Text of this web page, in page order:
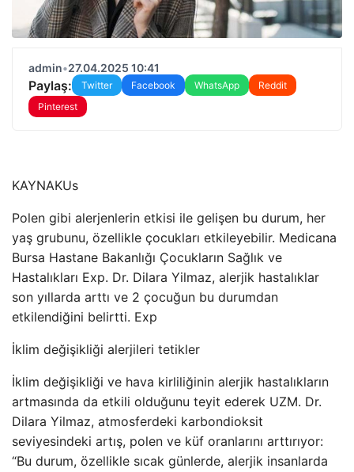
admin•27.04.2025 10:41
Paylaş: Twitter Facebook WhatsApp
Reddit
Pinterest
KAYNAKUs
Polen gibi alerjenlerin etkisi ile gelişen bu durum, her
yaş grubunu, özellikle çocukları etkileyebilir. Medicana
Bursa Hastane Bakanlığı Çocukların Sağlık ve
Hastalıkları Exp. Dr. Dilara Yilmaz, alerjik hastalıklar
son yıllarda arttı ve 2 çocuğun bu durumdan
etkilendiğini belirtti. Exp
İklim değişikliği alerjileri tetikler
İklim değişikliği ve hava kirliliğinin alerjik hastalıkların
artmasında da etkili olduğunu teyit ederek UZM. Dr.
Dilara Yilmaz, atmosferdeki karbondioksit
seviyesindeki artış, polen ve küf oranlarını arttırıyor:
“Bu durum, özellikle sıcak günlerde, alerjik insanlarda